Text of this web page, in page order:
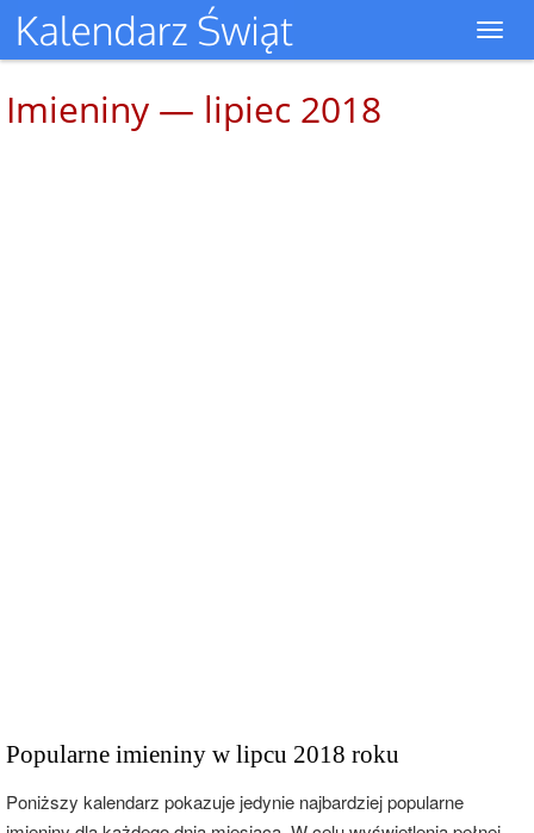
Imieniny — lipiec 2018
Popularne imieniny w lipcu 2018 roku
Poniższy kalendarz pokazuje jedynie najbardziej popularne